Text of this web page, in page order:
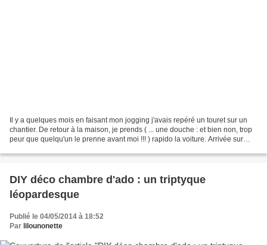
Il y a quelques mois en faisant mon jogging j'avais repéré un touret sur un
chantier. De retour à la maison, je prends ( ... une douche : et bien non, trop
peur que quelqu'un le prenne avant moi !!! ) rapido la voiture. Arrivée sur
DIY déco chambre d'ado : un triptyque
léopardesque
Publié le 04/05/2014 à 18:52
Par lilounonette